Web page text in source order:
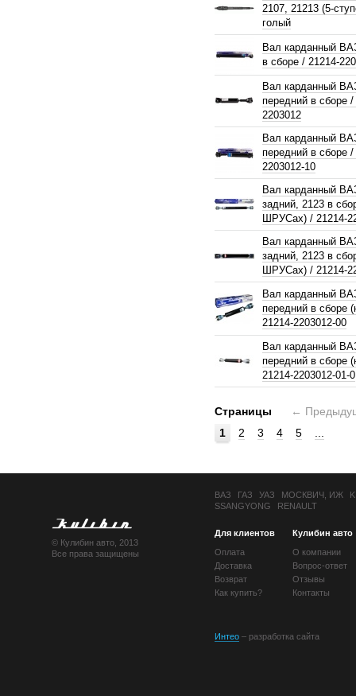
2107, 21213 (5-
голый
Вал карданный
в сборе / 21214-
Вал карданный
передний в сборе /
2203012
Вал карданный
передний в сборе /
2203012-10
Вал карданный
задний, 2123 в
ШРУСах) / 21214-
Вал карданный
задний, 2123 в
ШРУСах) / 21214-
Вал карданный
передний в сборе
21214-2203012-00
Вал карданный
передний в сборе
21214-2203012-01-0
Страницы ←
1
2 3 4 5
ВАЗ ГАЗ УАЗ МОСКВИЧ, ИЖ
SSANGYONG
RENAULT
Для клиентов
Кулибин авто
Оплата
Доставка
Возврат
Как купить?
О компании
Вопрос-ответ
Отзывы
Контакты
Интео – разработка сайта
© Кулибин авто, 2013
Все права защищены